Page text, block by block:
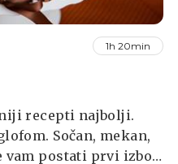
1h 20min
recepti najbolji.
Sočan, mekan,
vam postati prvi izbor